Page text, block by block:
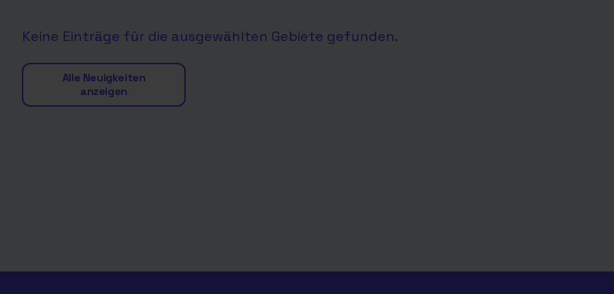
Keine Einträge für die ausgewählten Gebiete gefunden.
Alle Neuigkeiten
anzeigen